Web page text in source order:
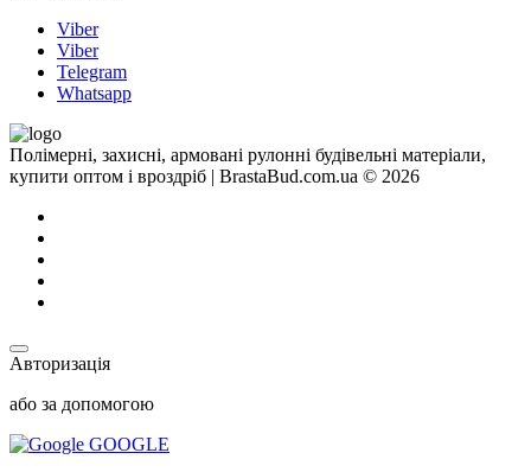
Viber
Viber
Telegram
Whatsapp
Полімерні, захисні, армовані рулонні будівельні матеріали,
купити оптом і вроздріб | BrastaBud.com.ua © 2026
Авторизація
або за допомогою
GOOGLE